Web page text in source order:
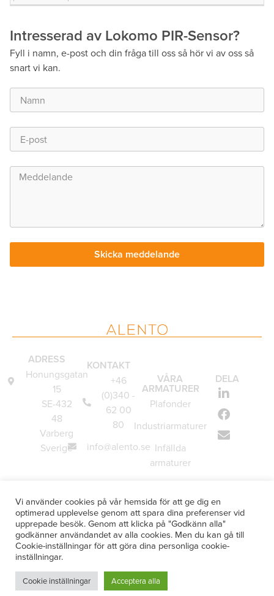
Intresserad av Lokomo PIR-Sensor?
Fyll i namn, e-post och din fråga till oss så hör vi av oss så
snart vi kan.
Skicka meddelande
ADRESS
Honungsgatan
15
SE-432
48
Varberg
Sverige
KONTAKT
+46
(0)340 -
62 00
80
info@alento.se
VÅRA
ARMATURER
Plafonder
Industriarmaturer
Infällda
armaturer
Underskåpsarmaturer
Specialanpassade
armaturer
DELA
Integritetspolicy
Vi använder cookies på vår hemsida för att ge dig en
optimerad upplevelse genom att spara dina preferenser vid
upprepade besök. Genom att klicka på "Godkänn alla"
godkänner användandet av alla cookies. Men du kan gå till
Cookie-inställningar för att göra dina personliga cookie-
inställningar.
Cookie inställningar Acceptera alla